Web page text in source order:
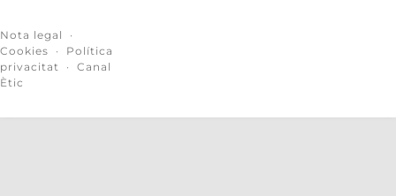
Nota legal
·
Cookies · Política
privacitat · Canal
Ètic